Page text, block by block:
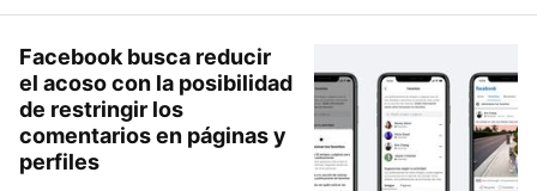
Facebook busca reducir
el acoso con la posibilidad
de restringir los
comentarios en páginas y
perfiles